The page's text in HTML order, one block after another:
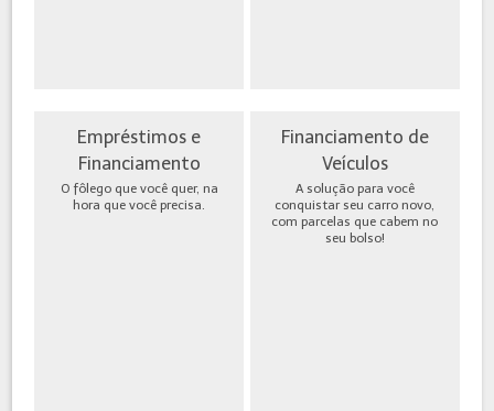
Empréstimos e
Financiamento
O fôlego que você quer, na
hora que você precisa.
Financiamento de
Veículos
A solução para você
conquistar seu carro novo,
com parcelas que cabem no
seu bolso!